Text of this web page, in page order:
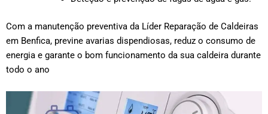
Com a manutenção preventiva da Líder Reparação de Caldeiras
em Benfica, previne avarias dispendiosas, reduz o consumo de
energia e garante o bom funcionamento da sua caldeira durante
todo o ano